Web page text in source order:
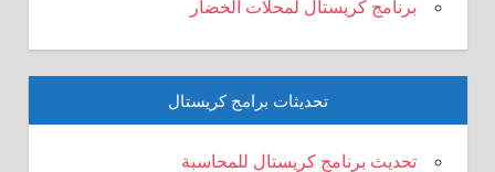
برنامج كريستال لمحلات الخضار
تحديثات برامج كريستال
تحديث برنامج كريستال للمحاسبة